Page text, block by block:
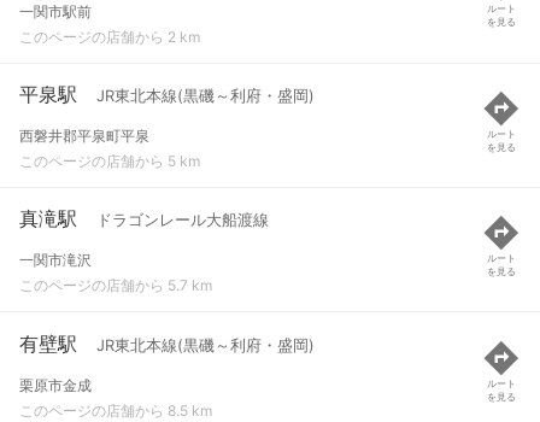
一関市駅前
このページの店舗から 2 km
ルート
を見る
平泉駅 JR東北本線(黒磯～利府・盛岡)
西磐井郡平泉町平泉
このページの店舗から 5 km
ルート
を見る
真滝駅 ドラゴンレール大船渡線
一関市滝沢
このページの店舗から 5.7 km
ルート
を見る
有壁駅 JR東北本線(黒磯～利府・盛岡)
栗原市金成
このページの店舗から 8.5 km
ルート
を見る